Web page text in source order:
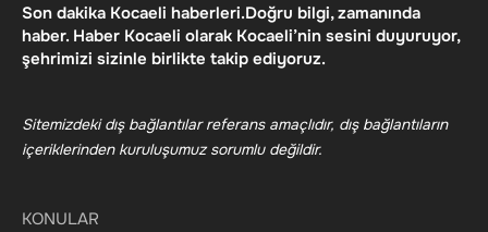
Son dakika Kocaeli haberleri.Doğru bilgi, zamanında
haber. Haber Kocaeli olarak Kocaeli’nin sesini duyuruyor,
şehrimizi sizinle birlikte takip ediyoruz.
Sitemizdeki dış bağlantılar referans amaçlıdır, dış bağlantıların
içeriklerinden kuruluşumuz sorumlu değildir.
KONULAR